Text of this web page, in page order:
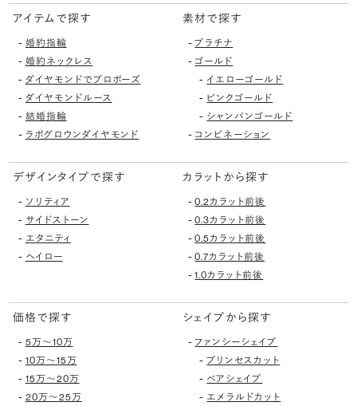
アイテムで探す
- 婚約指輪
- 婚約ネックレス
- ダイヤモンドでプロポーズ
- ダイヤモンドルース
- 結婚指輪
- ラボグロウンダイヤモンド
素材で探す
-プラチナ
- ゴールド
-イエローゴールド
- ピンクゴールド
- シャンパンゴールド
- コンビネーション
デザインタイプで探す
- ソリティア
- サイドストーン
- エタニティ
- ヘイロー
カラットから探す
-0.2カラット前後
-0.3カラット前後
-0.5カラット前後
-0.7カラット前後
-1.0カラット前後
価格で探す
- 5万〜10万
- 10万〜15万
- 15万〜20万
- 20万〜25万
シェイプから探す
- ファンシーシェイプ
-プリンセスカット
- ペアシェイプ
- エメラルドカット